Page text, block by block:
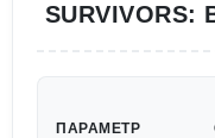
ПАРАМЕТР